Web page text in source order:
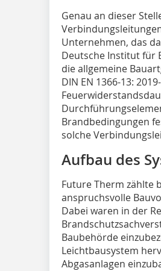
Genau an dieser
Unternehmen, das
Deutsche Institut für
die allgemeine
DIN EN 1366-13:
Brandbedingungen
solche
Aufbau des
Future Therm zählte
anspruchsvolle
Dabei waren in der
Baubehörde
Leichtbausystem
Abgasanlagen